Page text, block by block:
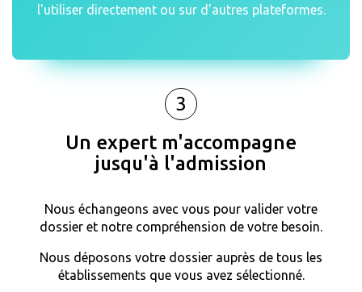
l'utiliser directement ou sur d'autres plateformes.
3
Un expert m'accompagne
jusqu'à l'admission
Nous échangeons avec vous pour valider votre
dossier et notre compréhension de votre besoin.
Nous déposons votre dossier auprès de tous les
établissements que vous avez sélectionné.